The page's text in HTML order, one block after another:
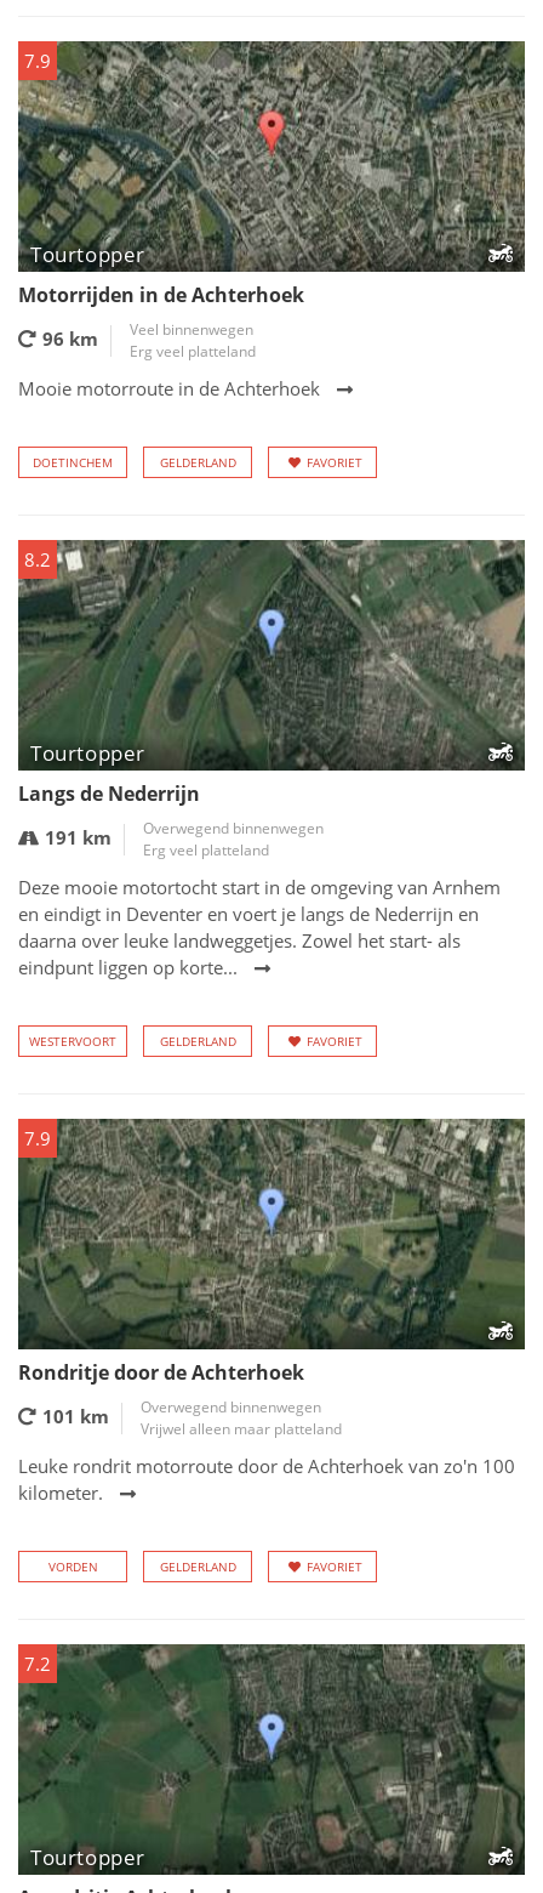
7.9
Tourtopper
Motorrijden in de Achterhoek
96 km
Veel binnenwegen
Erg veel platteland
Mooie motorroute in de Achterhoek
DOETINCHEM GELDERLAND FAVORIET
8.2
Tourtopper
Langs de Nederrijn
191 km
Overwegend binnenwegen
Erg veel platteland
Deze mooie motortocht start in de omgeving van Arnhem
en eindigt in Deventer en voert je langs de Nederrijn en
daarna over leuke landweggetjes. Zowel het start- als
eindpunt liggen op korte...
WESTERVOORT GELDERLAND FAVORIET
7.9
Rondritje door de Achterhoek
101 km
Overwegend binnenwegen
Vrijwel alleen maar platteland
Leuke rondrit motorroute door de Achterhoek van zo'n 100
kilometer.
VORDEN GELDERLAND FAVORIET
7.2
Tourtopper